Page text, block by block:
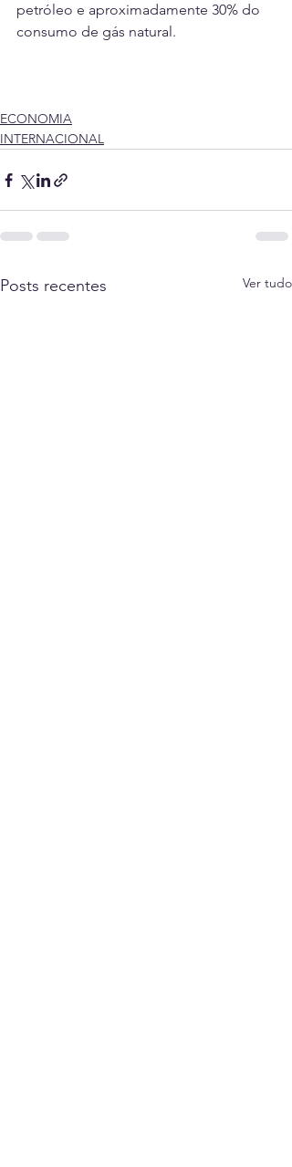
petróleo e aproximadamente 30% do
consumo de gás natural.
ECONOMIA
INTERNACIONAL
Posts recentes Ver tudo